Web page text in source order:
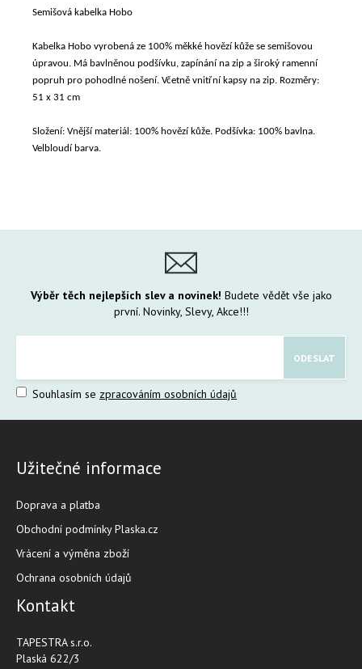
Semišová kabelka Hobo
Kabelka Hobo vyrobená ze 100% měkké hovězí kůže se semišovou
úpravou. Má bavlněnou podšívku, zapínání na zip a široký ramenní
popruh pro pohodlné nošení. Včetně vnitřní kapsy na zip. Rozměry:
51 x 31 cm
Složení: Vnější materiál: 100% hovězí kůže. Podšívka: 100% bavlna.
Velbloudí barva.
Výběr těch nejlepších slev a novinek! Budete vědět vše jako
první. Novinky, Slevy, Akce!!!
Souhlasím se zpracováním osobních údajů
Užitečné informace
Doprava a platba
Obchodní podmínky Plaska.cz
Vrácení a výměna zboží
Ochrana osobních údajů
Kontakt
TAPESTRA s.r.o.
Plaská 622/3